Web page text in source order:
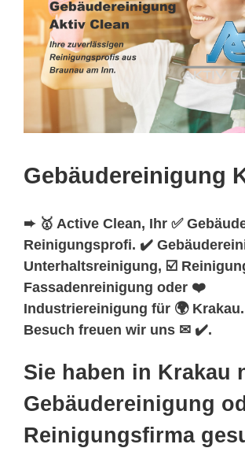
Gebäudereinigung
➨ 🥇 Active Clean, Ihr ✅
Reinigungsprofi. ✔️
Unterhaltsreinigung, ☑️
Fassadenreinigung oder ❤️
Industriereinigung für 🌍
Besuch freuen wir uns ✉ ✔️.
Sie haben in Krakau
Gebäudereinigung
Reinigungsfirma